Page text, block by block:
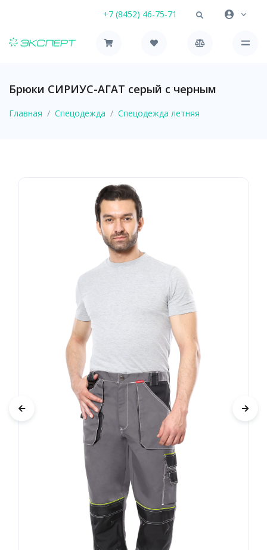
+7 (8452) 46-75-71
Брюки СИРИУС-АГАТ серый с черным
Главная Спецодежда Спецодежда летняя